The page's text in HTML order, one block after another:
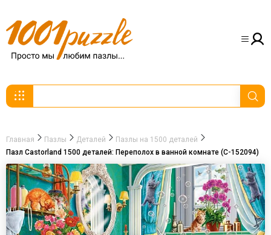
Главная Пазлы Деталей
Пазлы на 1500 деталей
Пазл Castorland 1500 деталей: Переполох в ванной комнате (C-152094)